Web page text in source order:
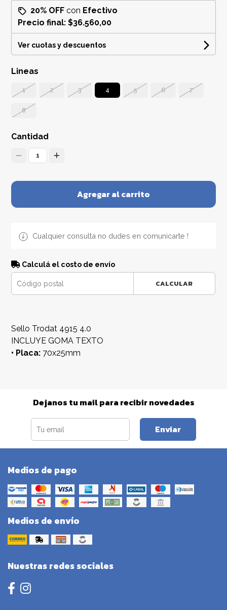
20% OFF con Efectivo
Precio final:$36.560,00
Ver cuotas y descuentos
Lineas
1 2 3 4 5 6 7
8
Cantidad
1
Agregar al carrito
Cualquier consulta no dudes en comunicarte !
Calculá el costo de envío
CALCULAR
Sello Trodat 4915 4.0
INCLUYE GOMA TEXTO
• Placa: 70x25mm
Dejanos tu mail para recibir novedades
Enviar
Medios de pago
Medios de envío
Nuestras redes sociales